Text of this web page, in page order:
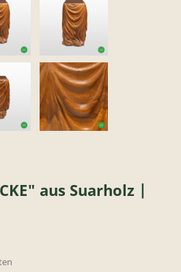
aus Suarholz |